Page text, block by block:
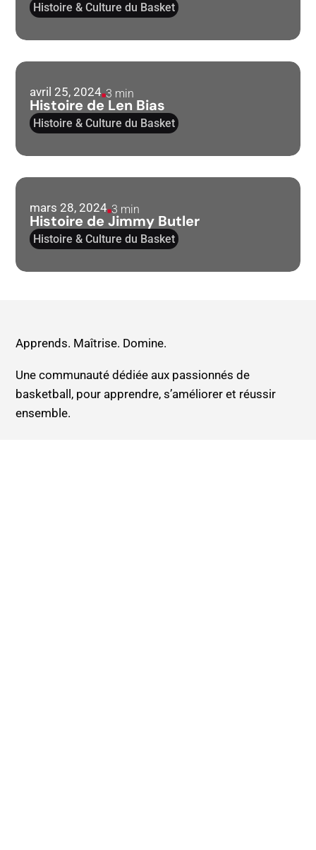
Histoire & Culture du Basket
avril 25, 2024 3 min
Histoire de Len Bias
Histoire & Culture du Basket
mars 28, 2024 3 min
Histoire de Jimmy Butler
Histoire & Culture du Basket
Apprends. Maîtrise. Domine.
Une communauté dédiée aux passionnés de
basketball, pour apprendre, s’améliorer et réussir
ensemble.